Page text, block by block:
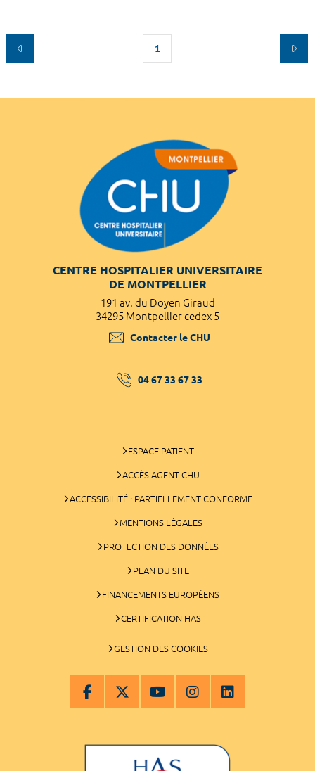
1
CENTRE HOSPITALIER UNIVERSITAIRE
DE MONTPELLIER
191 av. du Doyen Giraud
34295 Montpellier cedex 5
Contacter le CHU
04 67 33 67 33
ESPACE PATIENT
ACCÈS AGENT CHU
ACCESSIBILITÉ : PARTIELLEMENT CONFORME
MENTIONS LÉGALES
PROTECTION DES DONNÉES
PLAN DU SITE
FINANCEMENTS EUROPÉENS
CERTIFICATION HAS
GESTION DES COOKIES